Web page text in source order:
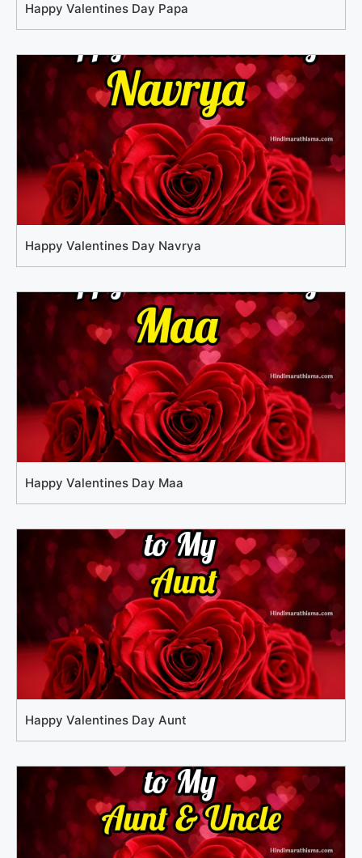
Happy Valentines Day Papa
Happy Valentines Day Navrya
Happy Valentines Day Maa
Happy Valentines Day Aunt